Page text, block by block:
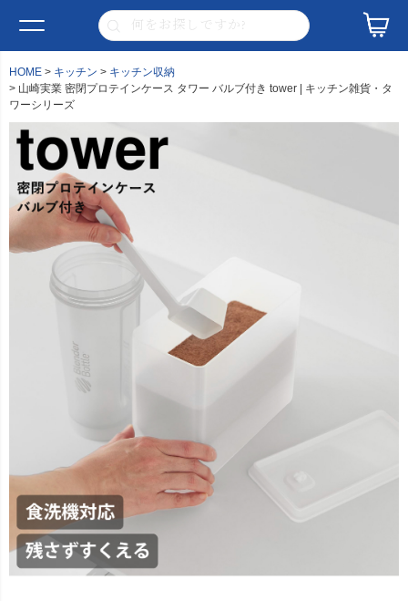
HOME キッチン
キッチン収納
山崎実業 密閉プロテインケース タワー バルブ付き tower | キッチン雑貨・タ
ワーシリーズ